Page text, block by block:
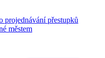
projednávání přestupků
městem